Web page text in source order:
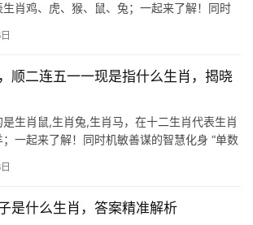
肖鸡、虎、猴、鼠、兔；一起来了解！同时
象征“翅”，酸梅汁的“酸”谐音“算”，合为“鸡算”
顺二连五一一现是指什么生肖，揭晓
生肖鼠,生肖兔,生肖马，在十二生肖代表生肖
一起来了解！同时机敏善谋的智慧化身 “单数
，五行属水，对应“蓝绿”色调，而“一一现”恰
是什么生肖，答案精准解析